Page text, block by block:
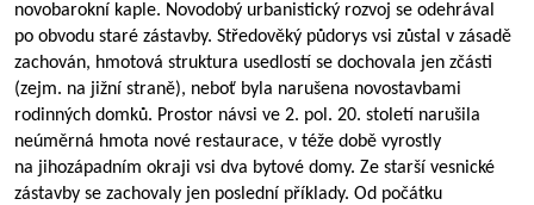
novobarokní kaple. Novodobý urbanistický rozvoj se odehrával
po obvodu staré zástavby. Středověký půdorys vsi zůstal v zásadě
zachován, hmotová struktura usedlostí se dochovala jen zčásti
(zejm. na jižní straně), neboť byla narušena novostavbami
rodinných domků. Prostor návsi ve 2. pol. 20. století narušila
neúměrná hmota nové restaurace, v téže době vyrostly
na jihozápadním okraji vsi dva bytové domy. Ze starší vesnické
zástavby se zachovaly jen poslední příklady. Od počátku